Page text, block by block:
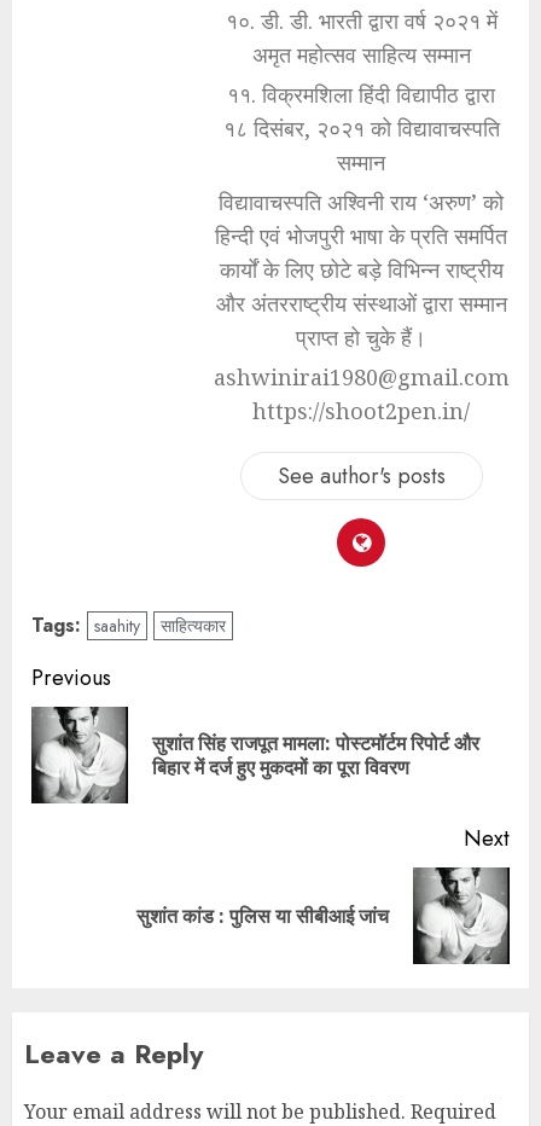
१०. डी. डी. भारती द्वारा वर्ष २०२१ में
अमृत महोत्सव साहित्य सम्मान
११. विक्रमशिला हिंदी विद्यापीठ द्वारा
१८ दिसंबर, २०२१ को विद्यावाचस्पति
सम्मान
विद्यावाचस्पति अश्विनी राय ‘अरुण’ को
हिन्दी एवं भोजपुरी भाषा के प्रति समर्पित
कार्यों के लिए छोटे बड़े विभिन्न राष्ट्रीय
और अंतरराष्ट्रीय संस्थाओं द्वारा सम्मान
प्राप्त हो चुके हैं।
ashwinirai1980@gmail.com
https://shoot2pen.in/
See author's posts
Tags: saahity साहित्यकार
Previous
सुशांत सिंह राजपूत मामला: पोस्टमॉर्टम रिपोर्ट और
बिहार में दर्ज हुए मुकदमों का पूरा विवरण
Next
सुशांत कांड : पुलिस या सीबीआई जांच
Leave a Reply
Your email address will not be published. Required